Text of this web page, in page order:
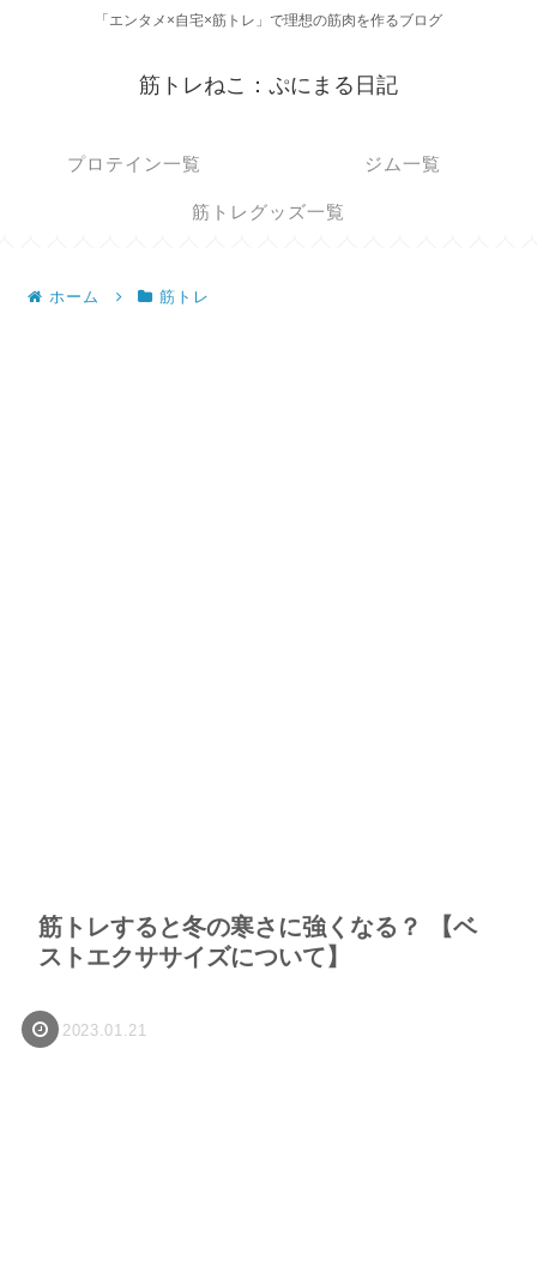
「エンタメ×自宅×筋トレ」で理想の筋肉を作るブログ
筋トレねこ：ぷにまる日記
プロテイン一覧 ジム一覧
筋トレグッズ一覧
ホーム 筋トレ
筋トレすると冬の寒さに強くなる？ 【ベ
ストエクササイズについて】
2023.01.21